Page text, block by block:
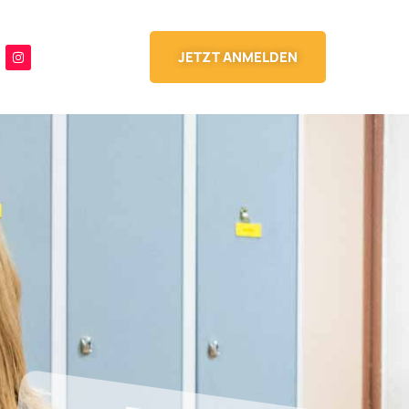
JETZT ANMELDEN